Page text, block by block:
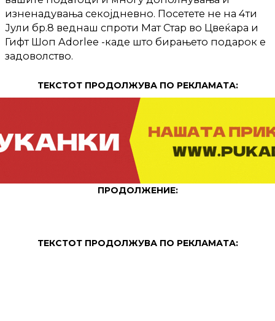
изненадувања секојдневно. Посетете не на 4ти
Јули бр.8 веднаш спроти Мат Стар во Цвеќара и
Гифт Шоп Adorlee -каде што бирањето подарок е
задоволство.
ТЕКСТОТ ПРОДОЛЖУВА ПО РЕКЛАМАТА:
ПРОДОЛЖЕНИЕ:
ТЕКСТОТ ПРОДОЛЖУВА ПО РЕКЛАМАТА: